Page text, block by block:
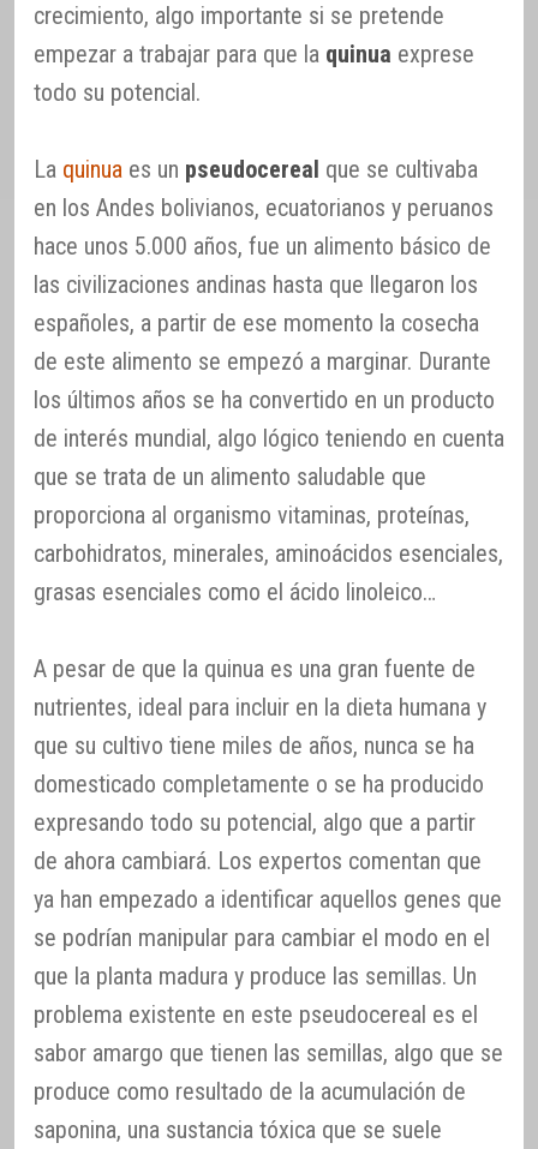
crecimiento, algo importante si se pretende
empezar a trabajar para que la quinua exprese
todo su potencial.
La quinua es un pseudocereal que se cultivaba
en los Andes bolivianos, ecuatorianos y peruanos
hace unos 5.000 años, fue un alimento básico de
las civilizaciones andinas hasta que llegaron los
españoles, a partir de ese momento la cosecha
de este alimento se empezó a marginar. Durante
los últimos años se ha convertido en un producto
de interés mundial, algo lógico teniendo en cuenta
que se trata de un alimento saludable que
proporciona al organismo vitaminas, proteínas,
carbohidratos, minerales, aminoácidos esenciales,
grasas esenciales como el ácido linoleico…
A pesar de que la quinua es una gran fuente de
nutrientes, ideal para incluir en la dieta humana y
que su cultivo tiene miles de años, nunca se ha
domesticado completamente o se ha producido
expresando todo su potencial, algo que a partir
de ahora cambiará. Los expertos comentan que
ya han empezado a identificar aquellos genes que
se podrían manipular para cambiar el modo en el
que la planta madura y produce las semillas. Un
problema existente en este pseudocereal es el
sabor amargo que tienen las semillas, algo que se
produce como resultado de la acumulación de
saponina, una sustancia tóxica que se suele